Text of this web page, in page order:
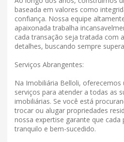
baseada em valores como
confiança. Nossa equipe
apaixonada trabalha
cada transação seja tratada com
detalhes, buscando sempre
Serviços Abrangentes:
Na Imobiliária Belloli, oferecemos
serviços para atender a todas as
imobiliárias. Se você está
trocar ou alugar propriedades
nossa expertise garante que
tranquilo e bem-sucedido.